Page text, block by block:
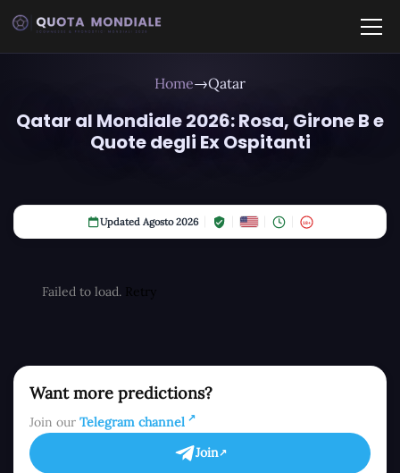
Home→Qatar
Qatar al Mondiale 2026: Rosa, Girone B e
Quote degli Ex Ospitanti
Updated Agosto 2026 18+
Failed to load. Retry
Want more predictions?
Join our Telegram channel
Join